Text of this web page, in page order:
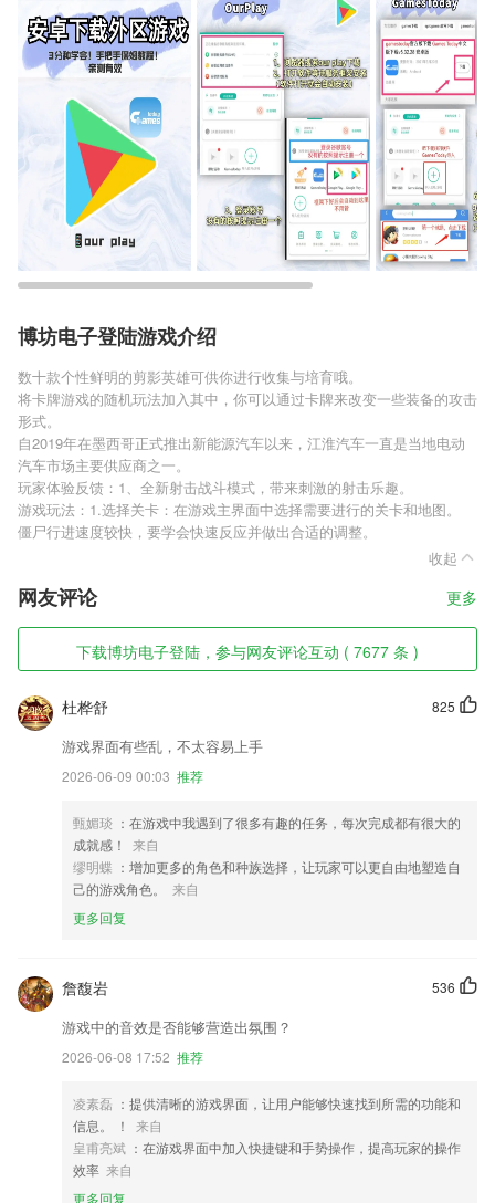
博坊电子登陆游戏介绍
数十款个性鲜明的剪影英雄可供你进行收集与培育哦。
将卡牌游戏的随机玩法加入其中，你可以通过卡牌来改变一些装备的攻击
形式。
自2019年在墨西哥正式推出新能源汽车以来，江淮汽车一直是当地电动
汽车市场主要供应商之一。
玩家体验反馈：1、全新射击战斗模式，带来刺激的射击乐趣。
游戏玩法：1.选择关卡：在游戏主界面中选择需要进行的关卡和地图。
僵尸行进速度较快，要学会快速反应并做出合适的调整。
收起
网友评论 更多
下载博坊电子登陆，参与网友评论互动 ( 7677 条 )
825
杜桦舒
游戏界面有些乱，不太容易上手
2026-06-09 00:03 推荐
甄媚琰 ：在游戏中我遇到了很多有趣的任务，每次完成都有很大的
成就感！
来自
缪明蝶 ：增加更多的角色和种族选择，让玩家可以更自由地塑造自
己的游戏角色。
来自
更多回复
536
詹馥岩
游戏中的音效是否能够营造出氛围？
2026-06-08 17:52 推荐
凌素磊 ：提供清晰的游戏界面，让用户能够快速找到所需的功能和
信息。 ！
来自
皇甫亮斌 ：在游戏界面中加入快捷键和手势操作，提高玩家的操作
效率 来自
更多回复